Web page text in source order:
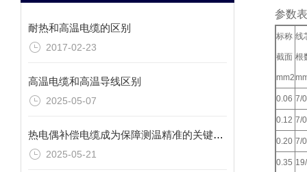
耐热和高温电缆的区别
2017-02-23
高温电缆和高温导线区别
2025-05-07
热电偶补偿电缆成为保障测温精准的关键纽带
2025-05-21
参数
标称
截面
mm2
线
根
0.06 7/
0.12 7/
0.20 7/
0.35